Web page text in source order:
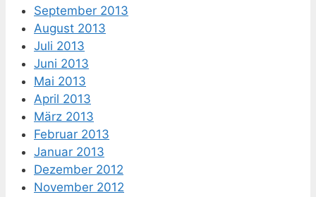
September 2013
August 2013
Juli 2013
Juni 2013
Mai 2013
April 2013
März 2013
Februar 2013
Januar 2013
Dezember 2012
November 2012